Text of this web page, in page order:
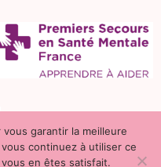
garantir la meilleure
continuez à utiliser ce
en êtes satisfait.